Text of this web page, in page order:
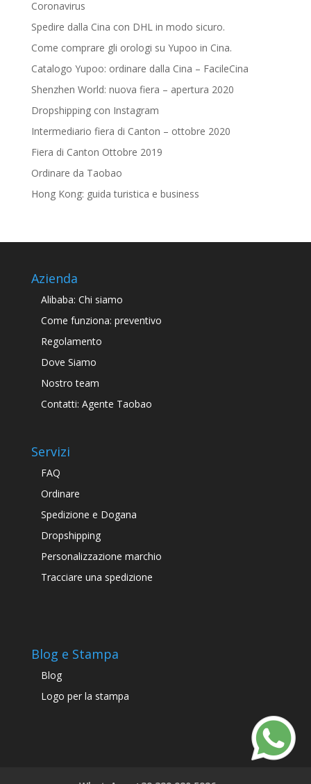
Coronavirus
Spedire dalla Cina con DHL in modo sicuro.
Come comprare gli orologi su Yupoo in Cina.
Catalogo Yupoo: ordinare dalla Cina – FacileCina
Shenzhen World: nuova fiera – apertura 2020
Dropshipping con Instagram
Intermediario fiera di Canton – ottobre 2020
Fiera di Canton Ottobre 2019
Ordinare da Taobao
Hong Kong: guida turistica e business
Azienda
Alibaba: Chi siamo
Come funziona: preventivo
Regolamento
Dove Siamo
Nostro team
Contatti: Agente Taobao
Servizi
FAQ
Ordinare
Spedizione e Dogana
Dropshipping
Personalizzazione marchio
Tracciare una spedizione
Blog e Stampa
Blog
Logo per la stampa